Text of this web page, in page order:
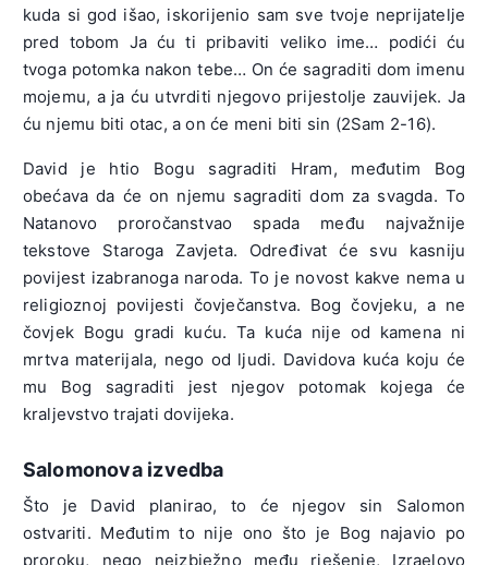
kuda si god išao, iskorijenio sam sve tvoje neprijatelje
pred tobom Ja ću ti pribaviti veliko ime… podići ću
tvoga potomka nakon tebe… On će sagraditi dom imenu
mojemu, a ja ću utvrditi njegovo prijestolje zauvijek. Ja
ću njemu biti otac, a on će meni biti sin (2Sam 2-16).
David je htio Bogu sagraditi Hram, međutim Bog
obećava da će on njemu sagraditi dom za svagda. To
Natanovo proročanstvao spada među najvažnije
tekstove Staroga Zavjeta. Određivat će svu kasniju
povijest izabranoga naroda. To je novost kakve nema u
religioznoj povijesti čovječanstva. Bog čovjeku, a ne
čovjek Bogu gradi kuću. Ta kuća nije od kamena ni
mrtva materijala, nego od ljudi. Davidova kuća koju će
mu Bog sagraditi jest njegov potomak kojega će
kraljevstvo trajati dovijeka.
Salomonova izvedba
Što je David planirao, to će njegov sin Salomon
ostvariti. Međutim to nije ono što je Bog najavio po
proroku, nego neizbježno među rješenje, Izraelovo